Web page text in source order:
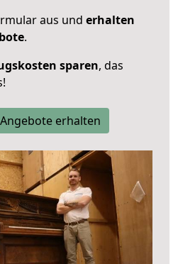
aus und erhalten
.
sparen, das
erhalten